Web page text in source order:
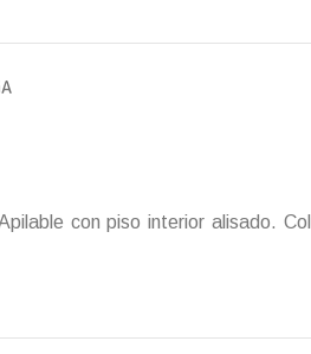
con piso interior alisado.